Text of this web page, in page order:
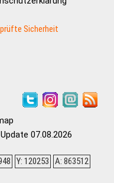
07.08.2026
Y: 120253 A: 863512